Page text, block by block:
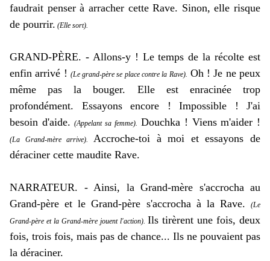
faudrait penser à arracher cette Rave. Sinon, elle risque
de pourrir. (Elle sort).
GRAND-PÈRE. - Allons-y ! Le temps de la récolte est
enfin arrivé ! (Le grand-père se place contre la Rave). Oh ! Je ne peux
même pas la bouger. Elle est enracinée trop
profondément. Essayons encore ! Impossible ! J'ai
besoin d'aide.(Appelant sa femme). Douchka ! Viens m'aider !
(La Grand-mère arrive). Accroche-toi à moi et essayons de
déraciner cette maudite Rave.
NARRATEUR. - Ainsi, la Grand-mère s'accrocha au
Grand-père et le Grand-père s'accrocha à la Rave.
(Le
Grand-père et la Grand-mère jouent l'action). Ils tirèrent une fois, deux
fois, trois fois, mais pas de chance... Ils ne pouvaient pas
la déraciner.